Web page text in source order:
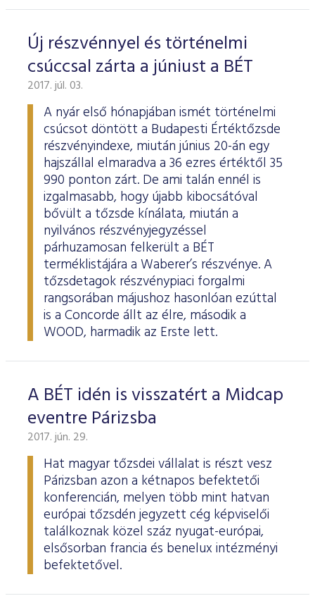
Új részvénnyel és történelmi
csúccsal zárta a júniust a BÉT
2017. júl. 03.
A nyár első hónapjában ismét történelmi
csúcsot döntött a Budapesti Értéktőzsde
részvényindexe, miután június 20-án egy
hajszállal elmaradva a 36 ezres értéktől 35
990 ponton zárt. De ami talán ennél is
izgalmasabb, hogy újabb kibocsátóval
bővült a tőzsde kínálata, miután a
nyilvános részvényjegyzéssel
párhuzamosan felkerült a BÉT
terméklistájára a Waberer’s részvénye. A
tőzsdetagok részvénypiaci forgalmi
rangsorában májushoz hasonlóan ezúttal
is a Concorde állt az élre, második a
WOOD, harmadik az Erste lett.
A BÉT idén is visszatért a Midcap
eventre Párizsba
2017. jún. 29.
Hat magyar tőzsdei vállalat is részt vesz
Párizsban azon a kétnapos befektetői
konferencián, melyen több mint hatvan
európai tőzsdén jegyzett cég képviselői
találkoznak közel száz nyugat-európai,
elsősorban francia és benelux intézményi
befektetővel.